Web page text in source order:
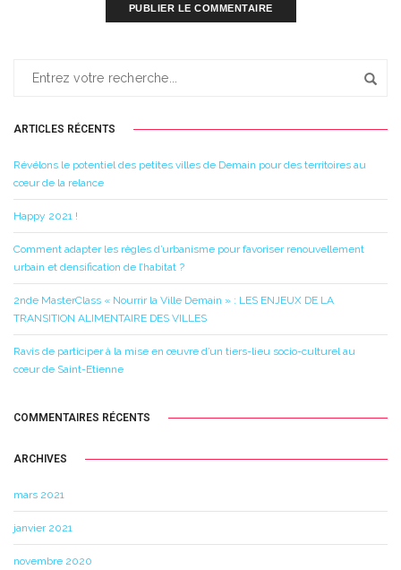
ARTICLES RÉCENTS
Révélons le potentiel des petites villes de Demain pour des territoires au
cœur de la relance
Happy 2021 !
Comment adapter les règles d’urbanisme pour favoriser renouvellement
urbain et densification de l’habitat ?
2nde MasterClass « Nourrir la Ville Demain » : LES ENJEUX DE LA
TRANSITION ALIMENTAIRE DES VILLES
Ravis de participer à la mise en œuvre d’un tiers-lieu socio-culturel au
cœur de Saint-Etienne
COMMENTAIRES RÉCENTS
ARCHIVES
mars 2021
janvier 2021
novembre 2020